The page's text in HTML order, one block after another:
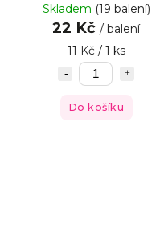
Skladem (19 balení)
22 Kč / balení
11 Kč / 1 ks
Do košíku